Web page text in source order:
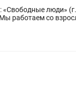
люди» (г. Астана)
работаем со